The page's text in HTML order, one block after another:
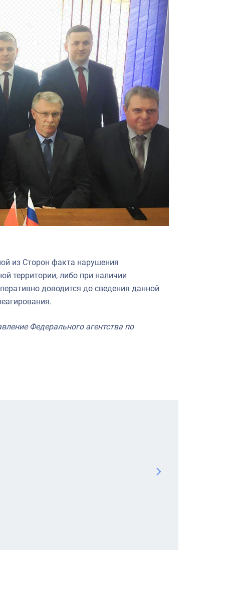
из Сторон факта нарушения
территории, либо при наличии
доводится до сведения данной
Федерального агентства по